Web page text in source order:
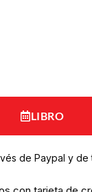
LIBRO
de Paypal y